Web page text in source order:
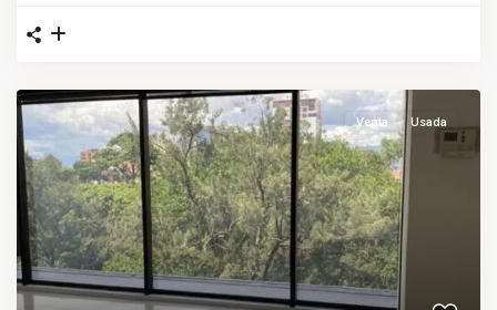
Venta Usada